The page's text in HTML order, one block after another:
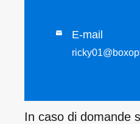
 E-mail
In caso di domande